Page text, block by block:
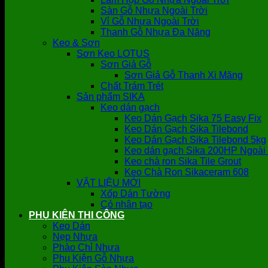
Sàn Gỗ Nhựa Ngoài Trời
Vỉ Gỗ Nhựa Ngoài Trời
Thanh Gỗ Nhựa Đa Năng
Keo & Sơn
Sơn Keo LOTUS
Sơn Giả Gỗ
Sơn Giả Gỗ Thanh Xi Măng
Chất Trám Trét
Sản phẩm SIKA
Keo dán gạch
Keo Dán Gạch Sika 75 Easy Fix
Keo Dán Gạch Sika Tilebond
Keo Dán Gạch Sika Tilebond 5kg
Keo dán gạch Sika 200HP
Keo chà ron Sika Tile Grout
Keo Chà Ron Sikaceram 608
VẬT LIỆU MỚI
Xốp Dán Tường
Cỏ nhân tạo
PHỤ KIỆN THI CÔNG
Keo Dán
Nẹp Nhựa
Phào Chỉ Nhựa
Phụ Kiện Gỗ Nhựa